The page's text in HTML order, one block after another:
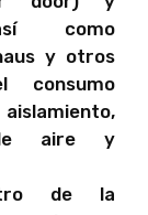
como
y otros
consumo
de aire y
de la